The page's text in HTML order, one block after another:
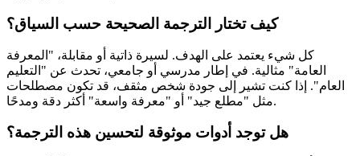
كيف تختار الترجمة الصحيحة حسب السياق؟
كل شيء يعتمد على الهدف. لسيرة ذاتية أو مقابلة، "المعرفة
العامة" مثالية. في إطار مدرسي أو جامعي، تحدث عن "التعليم
العام". إذا كنت تشير إلى جودة شخص مثقف، قد تكون مصطلحات
مثل "مطلع جيد" أو "معرفة واسعة" أكثر دقة ومدحًا.
هل توجد أدوات موثوقة لتحسين هذه الترجمة؟